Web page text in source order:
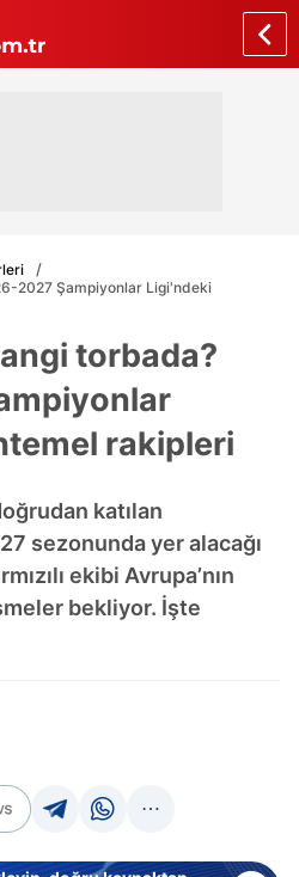
2027 Şampiyonlar Ligi'ndeki
torbada?
rakipleri
katılan
sezonunda yer alacağı
ekibi Avrupa’nın
bekliyor. İşte